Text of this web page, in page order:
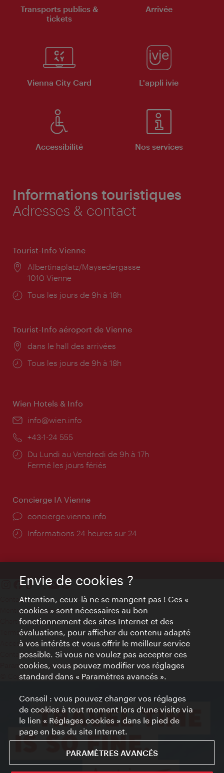
Transports publics &
tickets
Arrivée
Vienna City Card L'appli ivie
Accessibilité Nos services
Informations touristiques
Adresses & contact
Tourist-Info Vienne
Lieu:
Albertinaplatz/Maysedergasse
1010 Vienne
Horaires
Tous les jours de 9h à 18h
Tourist-Info aéroport de Vienne
Lieu:
dans le hall des arrivées
Horaires
Tous les jours de 9h à 18h
Wien Hotels & Info
E-
info@wien.info
Téléphone:
+43-1-24 555
Horaires
d'ouverture:
Du Lundi au Vendredi de 9h à 17h
Fermé les jours fériés
Concierge IA Vienne
Ort:
concierge.vienna.info
Öffnungszeiten:
Informations 24 heures sur 24
Contact
Mentions obligatoires
Charte sur le respect de la vie privée
Terms of Use
Accessibilité
Contact presse
Paramètres de cookies
© Copyright WienTourismus
Envie de cookies ?
Attention, ceux-là ne se mangent pas ! Ces «
cookies » sont nécessaires au bon
fonctionnement des sites Internet et des
évaluations, pour afficher du contenu adapté
à vos intérêts et vous offrir le meilleur service
possible. Si vous ne voulez pas accepter ces
cookies, vous pouvez modifier vos réglages
standard dans « Paramètres avancés ».
Conseil : vous pouvez changer vos réglages
de cookies à tout moment lors d'une visite via
le lien « Réglages cookies » dans le pied de
page en bas du site Internet.
PARAMÈTRES AVANCÉS